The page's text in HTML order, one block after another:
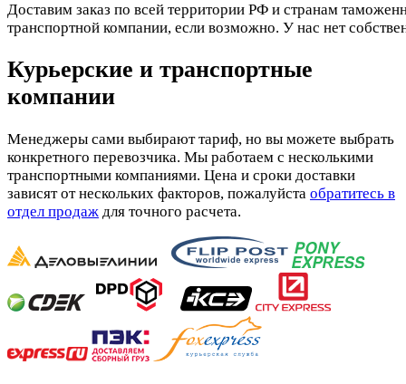
Доставим заказ по всей территории РФ и странам
транспортной компании, если возможно. У нас нет
Курьерские и транспортные
компании
Менеджеры сами выбирают тариф, но вы можете выбрать
конкретного перевозчика. Мы работаем с несколькими
транспортными компаниями. Цена и сроки доставки
зависят от нескольких факторов, пожалуйста обратитесь в
отдел продаж для точного расчета.